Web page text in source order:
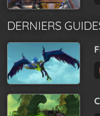
DERNIERS